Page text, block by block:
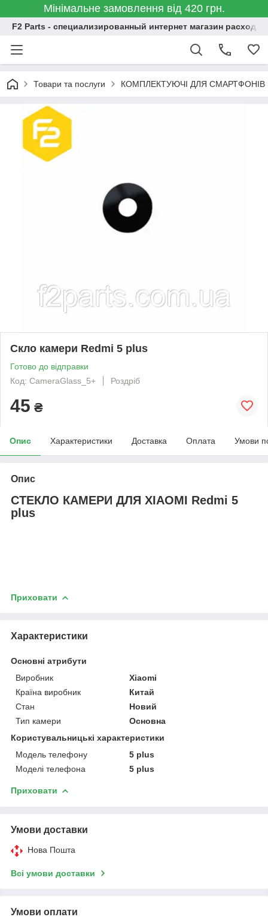
Мінімальне замовлення від 420 грн.
F2 Parts - специализированный интернет магазин
Товари та послуги КОМПЛЕКТУЮЧІ ДЛЯ СМАРТФОНІВ
Скло камери Redmi 5 plus
Готово до відправки
Код: CameraGlass_5+
Роздріб
45 ₴
Опис Характеристики Доставка Оплата Умови
Опис
СТЕКЛО КАМЕРИ ДЛЯ XIAOMI Redmi 5
plus
Приховати
Характеристики
Основні атрибути
Виробник
Xiaomi
Країна виробник
Китай
Стан
Новий
Тип камери
Основна
Користувальницькі характеристики
Модель телефону
5 plus
Моделі телефона
5 plus
Приховати
Умови доставки
Нова Пошта
Всі умови доставки
Умови оплати